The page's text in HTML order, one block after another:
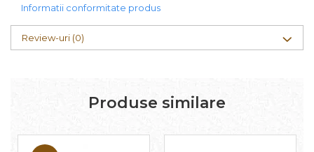
Informatii conformitate produs
Review-uri (0)
Produse similare